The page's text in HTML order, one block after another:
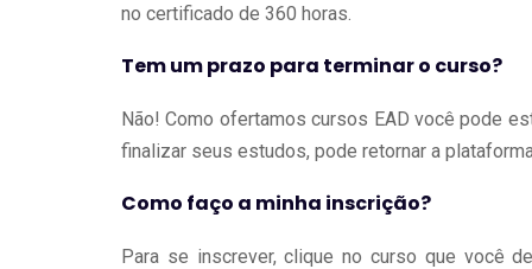
no certificado de 360 horas.
Tem um prazo para terminar o curso?
Não! Como ofertamos cursos EAD você pode
finalizar seus estudos, pode retornar a
Como faço a minha inscrição?
Para se inscrever, clique no curso que você